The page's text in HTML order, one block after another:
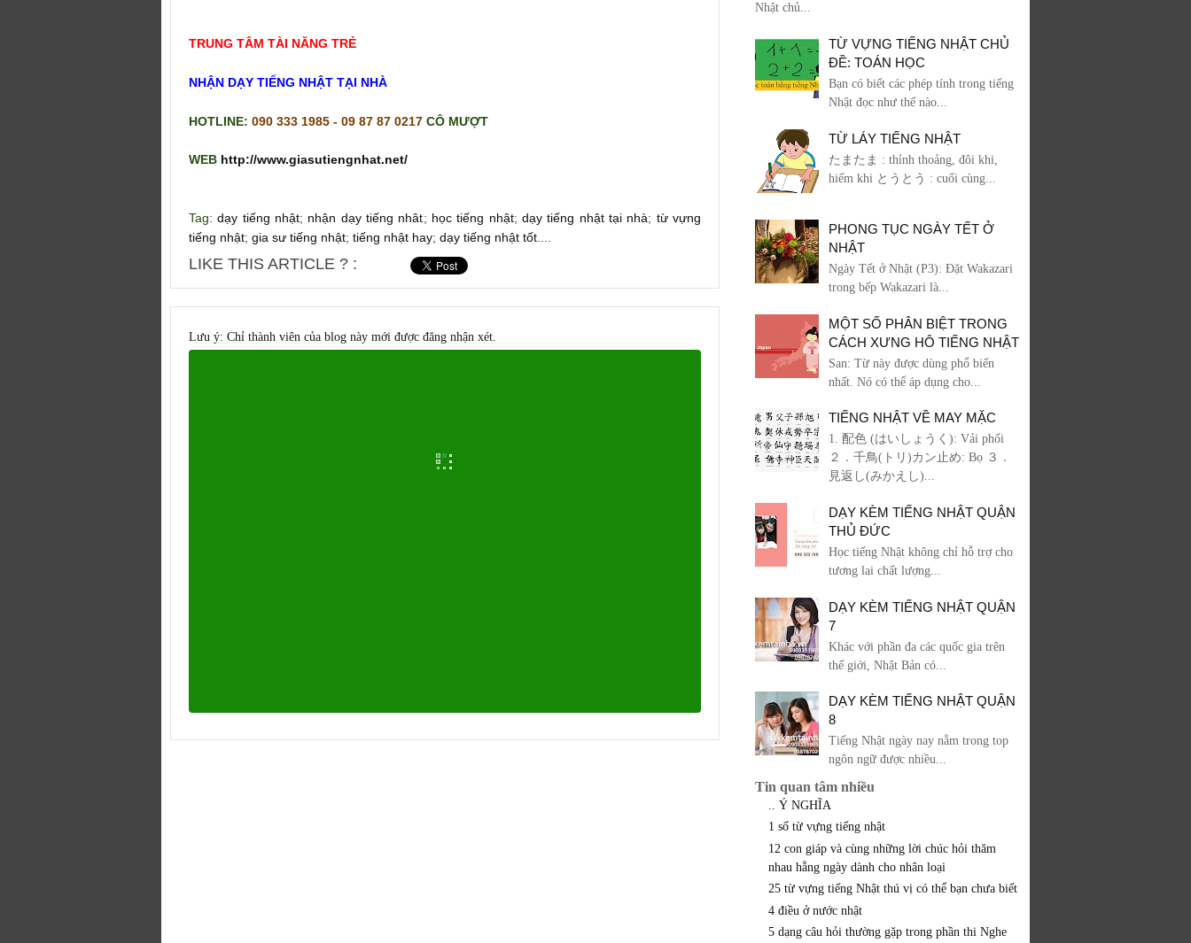
TRUNG TÂM TÀI NĂNG TRẺ
NHẬN DẠY TIẾNG NHẬT TẠI NHÀ
HOTLINE: 090 333 1985 - 09 87 87 0217 CÔ MƯỢT
WEB http://www.giasutiengnhat.net/
Tag:dạy tiếng nhật; nhận dạy tiếng nhât; học tiếng nhật; dạy tiếng nhật tại nhà; từ vựng
tiếng nhật; gia sư tiếng nhật; tiếng nhật hay; dạy tiếng nhật tốt
LIKE THIS ARTICLE ? :
Lưu ý: Chỉ thành viên của blog này mới được đăng nhận xét.
Nhật chủ...
TỪ VỰNG TIẾNG NHẬT CHỦ
ĐỀ: TOÁN HỌC
Bạn có biết các phép tính trong tiếng
Nhật đọc như thế nào...
TỪ LÁY TIẾNG NHẬT
たまたま : thỉnh thoảng, đôi khi,
hiếm khi とうとう : cuối cùng...
PHONG TỤC NGÀY TẾT Ở
NHẬT
Ngày Tết ở Nhật (P3): Đặt Wakazari
trong bếp Wakazari là...
MỘT SỐ PHÂN BIỆT TRONG
CÁCH XƯNG HÔ TIẾNG NHẬT
San: Từ này được dùng phổ biến
nhất. Nó có thể áp dụng cho...
TIẾNG NHẬT VỀ MAY MẶC
1. 配色 (はいしょうく): Vải phối
２．千鳥(トリ)カン止め: Bọ ３．
見返し(みかえし)...
DẠY KÈM TIẾNG NHẬT QUẬN
THỦ ĐỨC
Học tiếng Nhật không chỉ hỗ trợ cho
tương lai chất lượng...
DẠY KÈM TIẾNG NHẬT QUẬN
7
Khác với phần đa các quốc gia trên
thế giới, Nhật Bản có...
DẠY KÈM TIẾNG NHẬT QUẬN
8
Tiếng Nhật ngày nay nằm trong top
ngôn ngữ được nhiều...
Tin quan tâm nhiều
.. Ý NGHĨA
1 số từ vựng tiếng nhật
12 con giáp và cùng những lời chúc hỏi thăm
nhau hằng ngày dành cho nhân loại
25 từ vựng tiếng Nhật thú vị có thể bạn chưa biết
4 điều ở nước nhật
5 dạng câu hỏi thường gặp trong phần thi Nghe